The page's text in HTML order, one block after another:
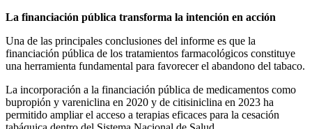
La financiación pública transforma la intención en acción
Una de las principales conclusiones del informe es que la
financiación pública de los tratamientos farmacológicos constituye
una herramienta fundamental para favorecer el abandono del tabaco.
La incorporación a la financiación pública de medicamentos como
bupropión y vareniclina en 2020 y de citisiniclina en 2023 ha
permitido ampliar el acceso a terapias eficaces para la cesación